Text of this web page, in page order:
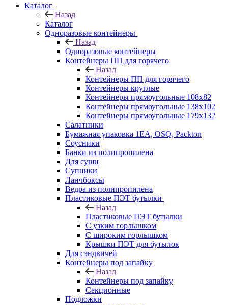
Каталог
Назад
Каталог
Одноразовые контейнеры
Назад
Одноразовые контейнеры
Контейнеры ПП для горячего
Назад
Контейнеры ПП для горячего
Контейнеры круглые
Контейнеры прямоугольные 108х82
Контейнеры прямоугольные 138х102
Контейнеры прямоугольные 179х132
Салатники
Бумажная упаковка 1ЕА, OSQ, Packton
Соусники
Банки из полипропилена
Для суши
Супники
Ланчбоксы
Ведра из полипропилена
Пластиковые ПЭТ бутылки
Назад
Пластиковые ПЭТ бутылки
С узким горлышком
С широким горлышком
Крышки ПЭТ для бутылок
Для сэндвичей
Контейнеры под запайку
Назад
Контейнеры под запайку
Секционные
Подложки